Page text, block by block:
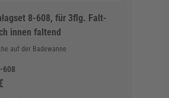
8-608, für 3flg. Falt-
innen faltend
auf der Badewanne
608